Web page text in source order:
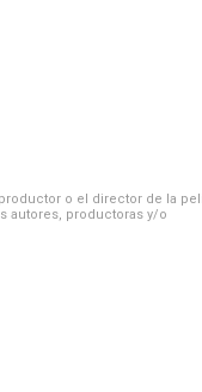
o el director de la
autores, productoras y/o